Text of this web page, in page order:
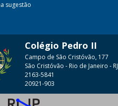
sugestão
Colégio Pedro II
Campo de São Cristóvão, 177
São Cristóvão - Rio de Janeiro - RJ
2163-5841
20921-903